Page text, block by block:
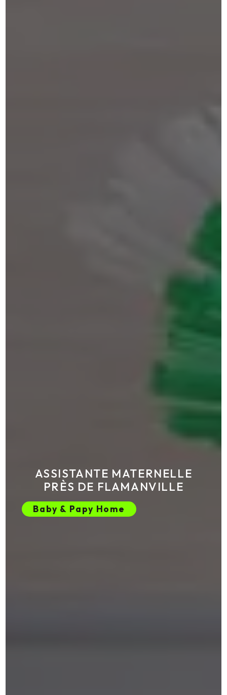
ASSISTANTE MATERNELLE
PRÈS DE FLAMANVILLE
Baby & Papy Home